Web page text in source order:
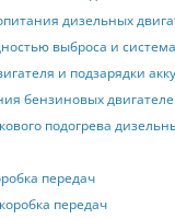
дизельных
выброса и система
и подзарядки
бензиновых
подогрева
передач
передач